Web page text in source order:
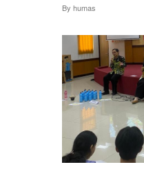
By humas